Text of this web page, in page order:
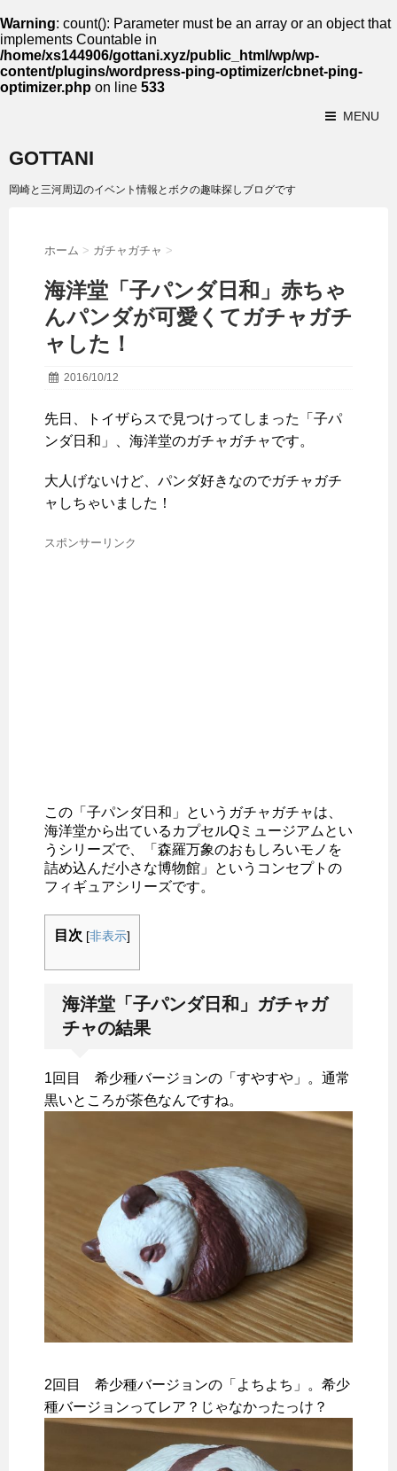
Warning: count(): Parameter must be an array or an object that
implements Countable in
/home/xs144906/gottani.xyz/public_html/wp/wp-
content/plugins/wordpress-ping-optimizer/cbnet-ping-
optimizer.php on line 533
MENU
GOTTANI
岡崎と三河周辺のイベント情報とボクの趣味探しブログです
ホーム > ガチャガチャ >
海洋堂「子パンダ日和」赤ちゃ
んパンダが可愛くてガチャガチ
ャした！
2016/10/12
先日、トイザらスで見つけってしまった「子パ
ンダ日和」、海洋堂のガチャガチャです。
大人げないけど、パンダ好きなのでガチャガチ
ャしちゃいました！
スポンサーリンク
この「子パンダ日和」というガチャガチャは、
海洋堂から出ているカプセルQミュージアムとい
うシリーズで、「森羅万象のおもしろいモノを
詰め込んだ小さな博物館」というコンセプトの
フィギュアシリーズです。
目次 [非表示]
海洋堂「子パンダ日和」ガチャガ
チャの結果
1回目 希少種バージョンの「すやすや」。通常
黒いところが茶色なんですね。
2回目 希少種バージョンの「よちよち」。希少
種バージョンってレア？じゃなかったっけ？